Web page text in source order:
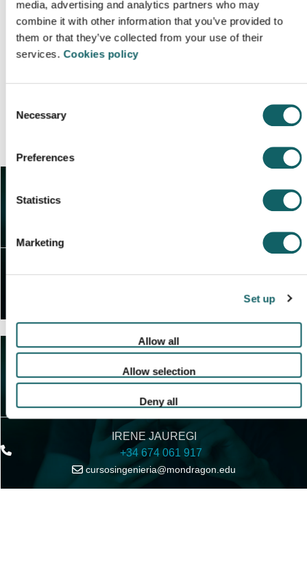
media, advertising and analytics partners who may
combine it with other information that you’ve provided to
them or that they’ve collected from your use of their
services. Cookies policy
Selection
Necessary
Preferences
Statistics
Marketing
Set up
Allow all
Allow selection
Deny all
internacional reconocida ampliamente a
nivel de empresa: IWE/IWT
Formato semipresencial basado en
Instalaciones y equipamientos punteros
en procesos de soldadura e inspección
CONTENIDOS DEL CURSO
INSCRIPCIÓN Y MATRÍCULA
IRENE JAUREGI
+34 674 061 917
cursosingenieria@mondragon.edu